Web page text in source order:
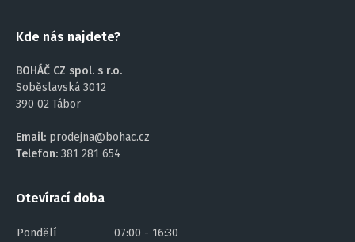
Kde nás najdete?
BOHÁČ CZ spol. s r.o.
Soběslavská 3012
390 02 Tábor
Email: prodejna@bohac.cz
Telefon: 381 281 654
Otevírací doba
Pondělí 07:00 - 16:30